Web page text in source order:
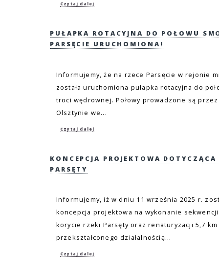
Czytaj dalej
PUŁAPKA ROTACYJNA DO POŁOWU
PARSĘCIE URUCHOMIONA!
Informujemy, że na rzece Parsęcie w rejonie
została uruchomiona pułapka rotacyjna do
troci wędrownej. Połowy prowadzone są
Olsztynie we...
Czytaj dalej
KONCEPCJA PROJEKTOWA
PARSĘTY
Informujemy, iż w dniu 11 września 2025 r.
koncepcja projektowa na wykonanie sekwencji
korycie rzeki Parsęty oraz renaturyzacji 5,7
przekształconego działalnością...
Czytaj dalej